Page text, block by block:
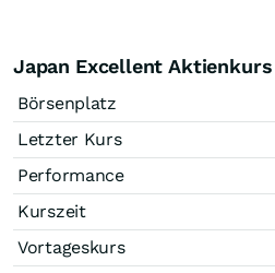
Japan Excellent Aktienkurs
Börsenplatz
Letzter Kurs
Performance
Kurszeit
Vortageskurs